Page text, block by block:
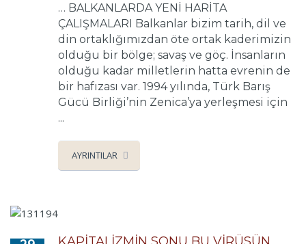
… BALKANLARDA YENİ HARİTA
ÇALIŞMALARI Balkanlar bizim tarih, dil ve
din ortaklığımızdan öte ortak kaderimizin
olduğu bir bölge; savaş ve göç. İnsanların
olduğu kadar milletlerin hatta evrenin de
bir hafızası var. 1994 yılında, Türk Barış
Gücü Birliği’nin Zenica’ya yerleşmesi için
...
AYRINTILAR